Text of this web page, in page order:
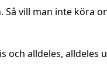
vill man inte köra
och alldeles, alldeles